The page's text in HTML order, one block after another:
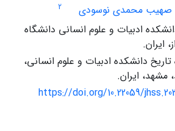
صهیب محمدی نوسودی
2
ادبیات و علوم انسانی دانشگاه
ایران.
دانشکده ادبیات و علوم انسانی،
مشهد، ایران.
https://doi.org/10.22059/